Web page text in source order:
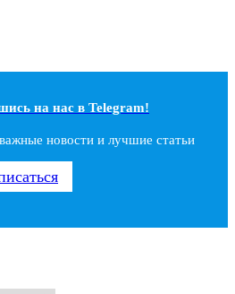
на наc в Telegram!
новости и лучшие статьи